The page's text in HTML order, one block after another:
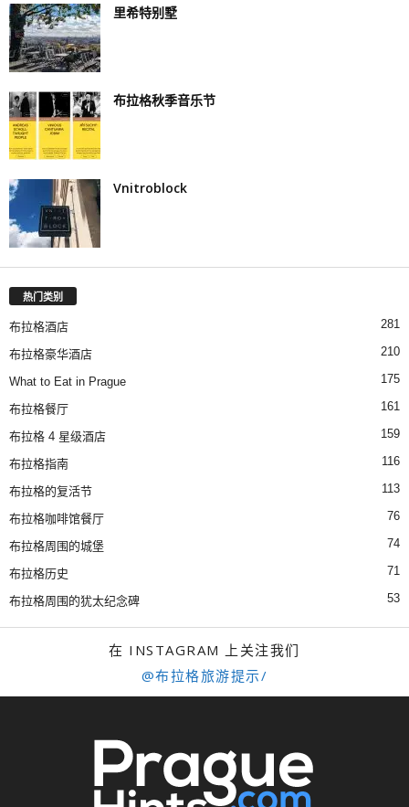
里希特别墅
布拉格秋季音乐节
Vnitroblock
热门类别
布拉格酒店 281
布拉格豪华酒店 210
What to Eat in Prague 175
布拉格餐厅 161
布拉格 4 星级酒店 159
布拉格指南 116
布拉格的复活节 113
布拉格咖啡馆餐厅 76
布拉格周围的城堡 74
布拉格历史 71
布拉格周围的犹太纪念碑 53
在 INSTAGRAM 上关注我们
@布拉格旅游提示/